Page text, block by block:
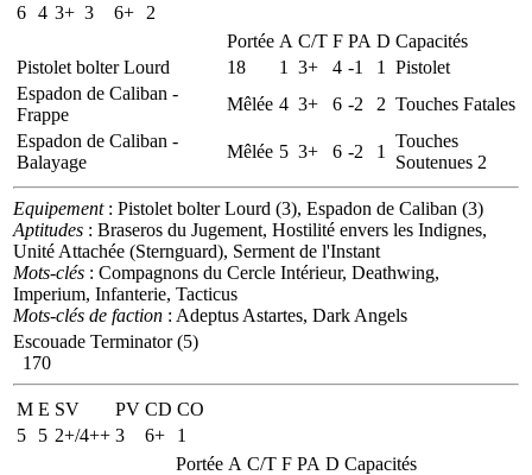
6 4 3+ 3 6+
2
Portée A C/T F PA D Capacités
Pistolet bolter Lourd
18 1 3+ 4 -1 1
Pistolet
Espadon de Caliban -
Frappe
Mêlée 4 3+ 6 -2 2 Touches Fatales
Espadon de Caliban -
Balayage
Mêlée 5 3+ 6 -2 1
Touches
Soutenues 2
Equipement: Pistolet bolter Lourd (3), Espadon de Caliban (3)
Aptitudes : Braseros du Jugement, Hostilité envers les Indignes,
Unité Attachée (Sternguard), Serment de l'Instant
Mots-clés : Compagnons du Cercle Intérieur, Deathwing,
Imperium, Infanterie, Tacticus
Mots-clés de faction : Adeptus Astartes, Dark Angels
Escouade Terminator (5)
170
M E SV PV CD CO
5
5 2+/4++ 3 6+
1
Portée A C/T F PA D Capacités